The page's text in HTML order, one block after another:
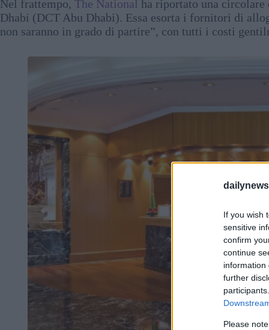
If you wish
sensitive
confirm
continue
information
further
Please
Nel frattempo, The National ha riportato una
Dhabi (DCT Abu Dhabi). Essa esorta i fornitori di
non saranno in grado di partire”, con tutti i costi